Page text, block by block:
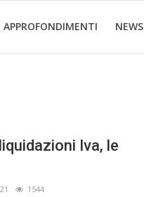
APPROFONDIMENTI NEWS
Iva, le
1544